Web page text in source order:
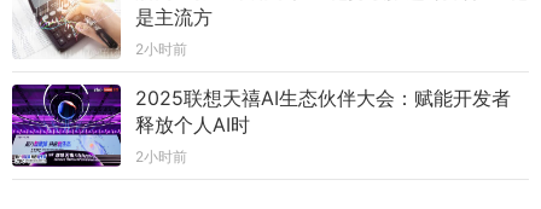
是主流方
2小时前
2025联想天禧AI生态伙伴大会：赋能开发者
释放个人AI时
2小时前